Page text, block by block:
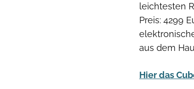
leichtesten
Preis: 4299
aus dem
Hier das